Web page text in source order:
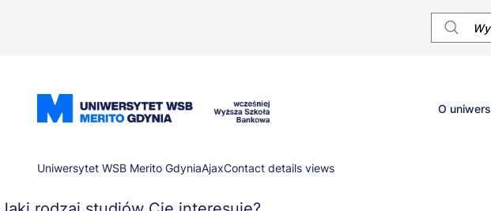
O
Ścieżka
Uniwersytet WSB Merito GdyniaAjaxContact details views